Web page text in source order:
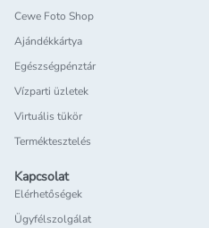
Cewe Foto Shop
Ajándékkártya
Egészségpénztár
Vízparti üzletek
Virtuális tükör
Terméktesztelés
Kapcsolat
Elérhetőségek
Ügyfélszolgálat